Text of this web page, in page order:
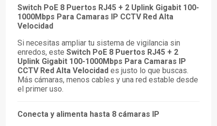
Switch PoE 8 Puertos RJ45 + 2 Uplink Gigabit 100-
1000Mbps Para Camaras IP CCTV Red Alta
Velocidad
Si necesitas ampliar tu sistema de vigilancia sin
enredos, este Switch PoE 8 Puertos RJ45 + 2
Uplink Gigabit 100-1000Mbps Para Camaras IP
CCTV Red Alta Velocidad es justo lo que buscas.
Más cámaras, menos cables y una red estable desde
el primer uso.
Conecta y alimenta hasta 8 cámaras IP